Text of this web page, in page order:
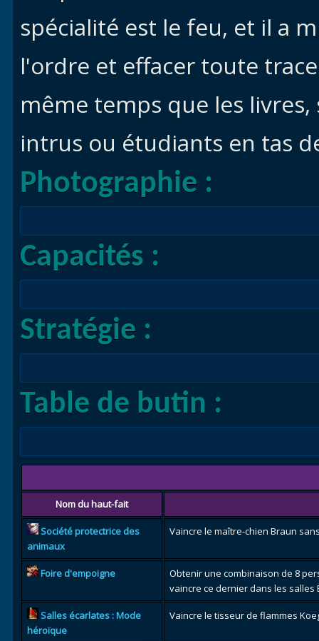
spécialité est le feu, et il a
l'ordre et effacer toute
même temps que les
intrus ou étudiants en tas
Photographie :
Capacités :
Stratégie :
Table de butin :
Nom du haut-fait
Société protectrice des
animaux
Vaincre le maître-chien Braun
Foire d'empoigne
Obtenir une combinaison de 8
vaincre ce dernier dans les salles
Salles écarlates : Mode
héroïque
Vaincre le tisseur de flammes